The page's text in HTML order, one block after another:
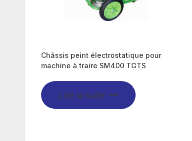
Châssis peint électrostatique pour
machine à traire SM400 TGTS
Lire la suite